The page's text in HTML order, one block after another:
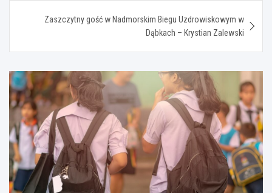
Zaszczytny gość w Nadmorskim Biegu Uzdrowiskowym w
Dąbkach – Krystian Zalewski